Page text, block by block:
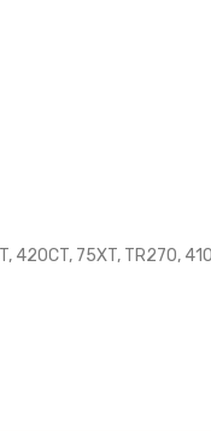
420CT, 75XT, TR270,